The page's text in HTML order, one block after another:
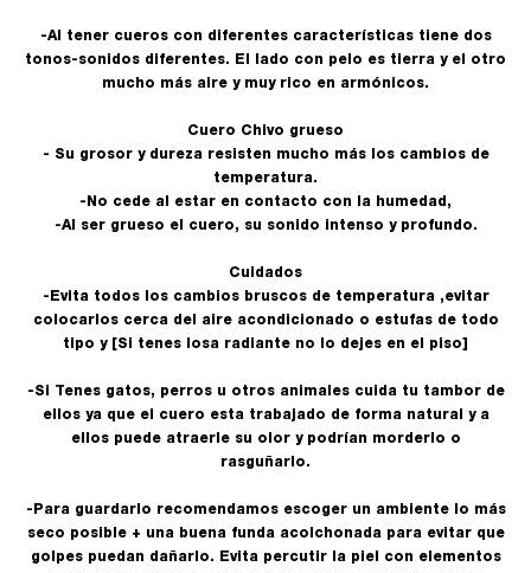
-Al tener cueros con diferentes características tiene dos
tonos-sonidos diferentes. El lado con pelo es tierra y el otro
mucho más aire y muy rico en armónicos.
Cuero Chivo grueso
- Su grosor y dureza resisten mucho más los cambios de
temperatura.
-No cede al estar en contacto con la humedad,
-Al ser grueso el cuero, su sonido intenso y profundo.
Cuidados
-Evita todos los cambios bruscos de temperatura ,evitar
colocarlos cerca del aire acondicionado o estufas de todo
tipo y [Si tenes losa radiante no lo dejes en el piso]
-Si Tenes gatos, perros u otros animales cuida tu tambor de
ellos ya que el cuero esta trabajado de forma natural y a
ellos puede atraerle su olor y podrían morderlo o
rasguñarlo.
-Para guardarlo recomendamos escoger un ambiente lo más
seco posible + una buena funda acolchonada para evitar que
golpes puedan dañarlo. Evita percutir la piel con elementos